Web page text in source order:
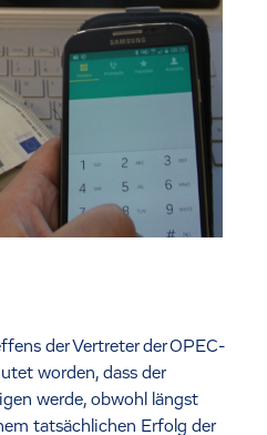
der Vertreter der OPEC-
worden, dass der
werde, obwohl längst
tatsächlichen Erfolg der